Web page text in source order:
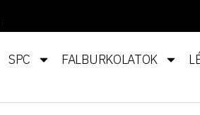
SPC FALBURKOLATOK